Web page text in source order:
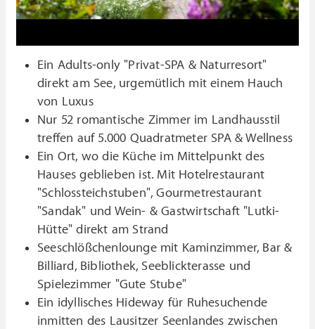
Ein Adults-only "Privat-SPA & Naturresort"
direkt am See, urgemütlich mit einem Hauch
von Luxus
Nur 52 romantische Zimmer im Landhausstil
treffen auf 5.000 Quadratmeter SPA & Wellness
Ein Ort, wo die Küche im Mittelpunkt des
Hauses geblieben ist. Mit Hotelrestaurant
"Schlossteichstuben", Gourmetrestaurant
"Sandak" und Wein- & Gastwirtschaft "Lutki-
Hütte" direkt am Strand
Seeschlößchenlounge mit Kaminzimmer, Bar &
Billiard, Bibliothek, Seeblickterasse und
Spielezimmer "Gute Stube"
Ein idyllisches Hideway für Ruhesuchende
inmitten des Lausitzer Seenlandes zwischen